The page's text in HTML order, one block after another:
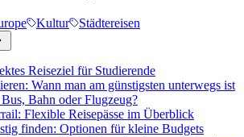
Kultur Städtereisen
Reiseziel für Studierende
Wann man am günstigsten unterwegs ist
Bahn oder Flugzeug?
Flexible Reisepässe im Überblick
finden: Optionen für kleine Budgets